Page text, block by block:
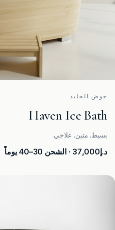
حوض الجليد
Haven Ice Bath
بسيط. متين. علاجي.
د.إ37,000 · الشحن 30–40 يوماً